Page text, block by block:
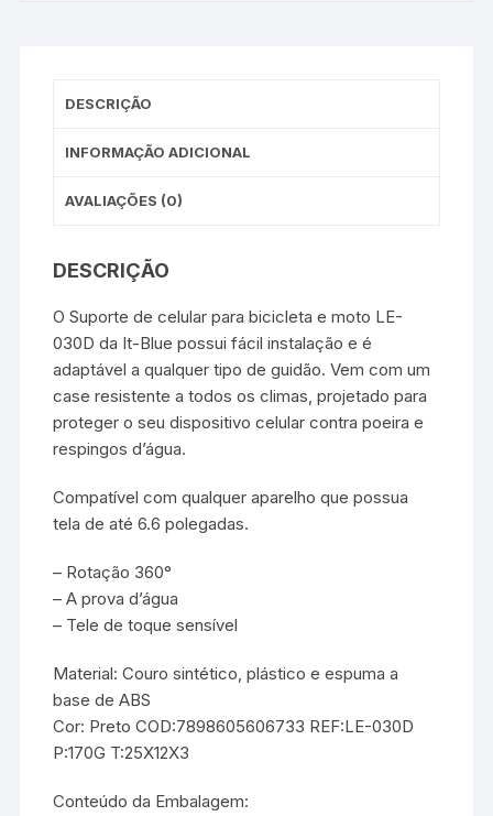
DESCRIÇÃO
INFORMAÇÃO ADICIONAL
AVALIAÇÕES (0)
DESCRIÇÃO
O Suporte de celular para bicicleta e moto LE-
030D da It-Blue possui fácil instalação e é
adaptável a qualquer tipo de guidão. Vem com um
case resistente a todos os climas, projetado para
proteger o seu dispositivo celular contra poeira e
respingos d’água.
Compatível com qualquer aparelho que possua
tela de até 6.6 polegadas.
– Rotação 360°
– A prova d’água
– Tele de toque sensível
Material: Couro sintético, plástico e espuma a
base de ABS
Cor: Preto COD:7898605606733 REF:LE-030D
P:170G T:25X12X3
Conteúdo da Embalagem: